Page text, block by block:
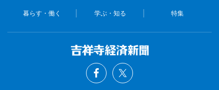
暮らす・働く 学ぶ・知る 特集